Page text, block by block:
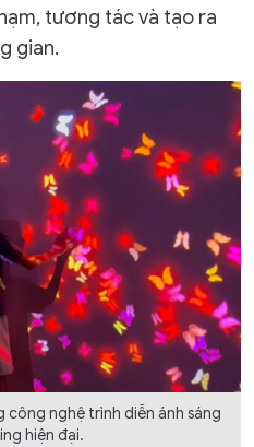
tương tác và tạo ra
gian.
công nghệ trình diễn ánh sáng
hiện đại.